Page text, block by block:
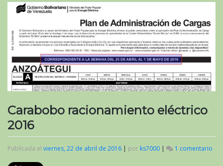
Carabobo racionamiento eléctrico
2016
Publicada el viernes, 22 de abril de 2016 | por ks7000 | 1 comentario